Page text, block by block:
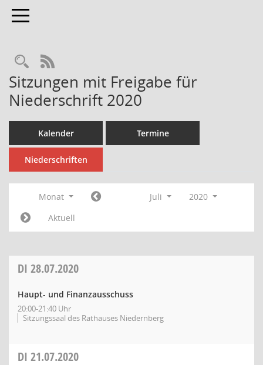
Toggle navigation
Rechercheauswahl
RSS-Feed
Sitzungen mit Freigabe für
Niederschrift 2020
Kalender Termine
Niederschriften
Monat Juli
2020
Aktuell
DI 28.07.2020
Haupt- und Finanzausschuss
20:00-21:40 Uhr
Sitzungssaal des Rathauses Niedernberg
DI 21.07.2020